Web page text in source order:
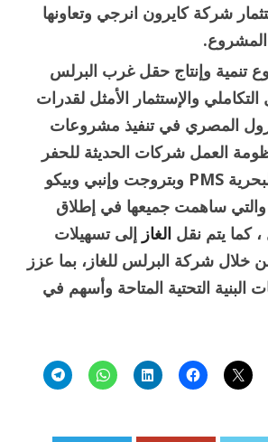
شركة كايرون انرجي وتعاونها
تنمية وإنتاج حقل غرب البرلس
والإستثمار الأمثل لقدرات
المصري في تنفيذ مشروعات
العمل شركات الحديثة للحفر
وخدمات البترول البحرية PMS وبتروجت وإنبي وبيكو
والتي ساهمت جميعها في إطلاق
كما يتم نقلالغازإلى تسهيلات
خلال شركة البرلس للغاز، بما عزز
التحتية المتاحة وأسهم في